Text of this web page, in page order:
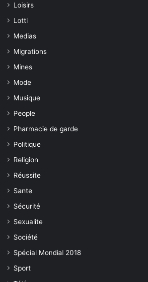
Loisirs
Lotti
Medias
Migrations
Mines
Mode
Musique
People
Pharmacie de garde
Politique
Religion
Réussite
Sante
Sécurité
Sexualite
Société
Spécial Mondial 2018
Sport